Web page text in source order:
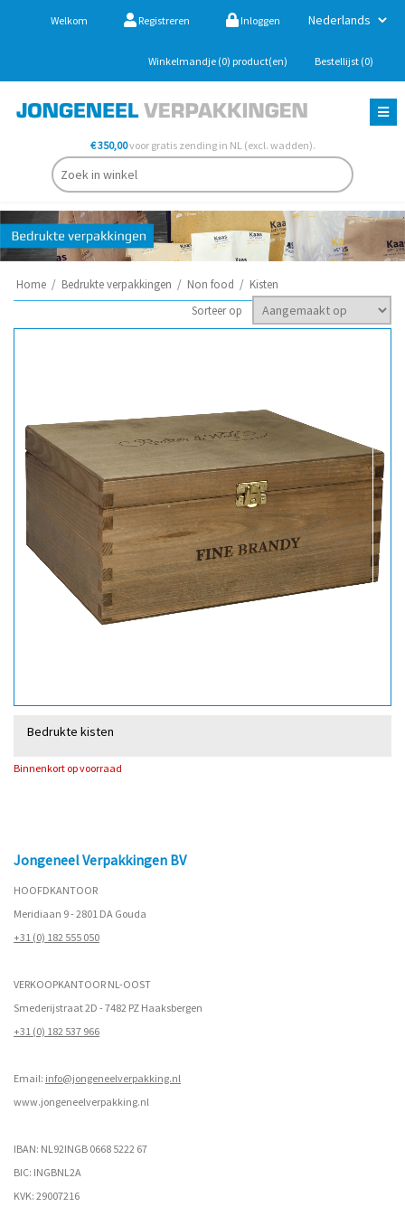
Welkom Registreren Inloggen
Winkelmandje (0) product(en) Bestellijst (0)
€ 350,00voor gratis zending in NL (excl. wadden).
Home / Bedrukte verpakkingen / Non food / Kisten
Sorteer op
Bedrukte kisten
Binnenkort op voorraad
Jongeneel Verpakkingen BV
HOOFDKANTOOR
Meridiaan 9 - 2801 DA Gouda
+31 (0) 182 555 050
VERKOOPKANTOOR NL-OOST
Smederijstraat 2D - 7482 PZ Haaksbergen
+31 (0) 182 537 966
Email: info@jongeneelverpakking.nl
www.jongeneelverpakking.nl
IBAN: NL92INGB 0668 5222 67
BIC: INGBNL2A
KVK: 29007216